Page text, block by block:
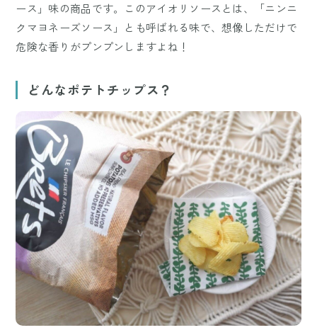
ース」味の商品です。このアイオリソースとは、「ニンニ
クマヨネーズソース」とも呼ばれる味で、想像しただけで
危険な香りがプンプンしますよね！
どんなポテトチップス？